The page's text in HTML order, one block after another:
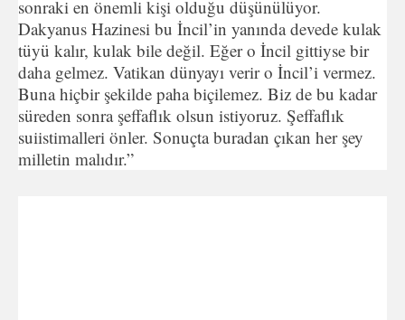
sonraki en önemli kişi olduğu düşünülüyor.
Dakyanus Hazinesi bu İncil’in yanında devede kulak
tüyü kalır, kulak bile değil. Eğer o İncil gittiyse bir
daha gelmez. Vatikan dünyayı verir o İncil’i vermez.
Buna hiçbir şekilde paha biçilemez. Biz de bu kadar
süreden sonra şeffaflık olsun istiyoruz. Şeffaflık
suiistimalleri önler. Sonuçta buradan çıkan her şey
milletin malıdır.”